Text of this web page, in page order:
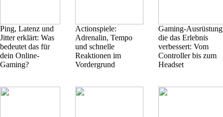
Ping, Latenz und
Jitter erklärt: Was
bedeutet das für
dein Online-
Gaming?
Actionspiele:
Adrenalin, Tempo
und schnelle
Reaktionen im
Vordergrund
Gaming-
die das Erlebnis
verbessert: Vom
Controller bis zum
Headset